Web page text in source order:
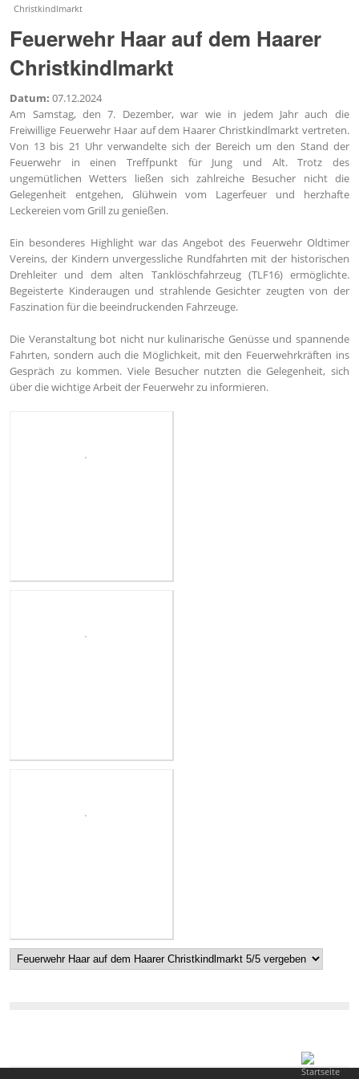
Christkindlmarkt
Feuerwehr Haar auf dem Haarer
Christkindlmarkt
Datum:07.12.2024
Am Samstag, den 7. Dezember, war wie in jedem Jahr auch die
Freiwillige Feuerwehr Haar auf dem Haarer Christkindlmarkt vertreten.
Von 13 bis 21 Uhr verwandelte sich der Bereich um den Stand der
Feuerwehr in einen Treffpunkt für Jung und Alt. Trotz des
ungemütlichen Wetters ließen sich zahlreiche Besucher nicht die
Gelegenheit entgehen, Glühwein vom Lagerfeuer und herzhafte
Leckereien vom Grill zu genießen.
Ein besonderes Highlight war das Angebot des Feuerwehr Oldtimer
Vereins, der Kindern unvergessliche Rundfahrten mit der historischen
Drehleiter und dem alten Tanklöschfahrzeug (TLF16) ermöglichte.
Begeisterte Kinderaugen und strahlende Gesichter zeugten von der
Faszination für die beeindruckenden Fahrzeuge.
Die Veranstaltung bot nicht nur kulinarische Genüsse und spannende
Fahrten, sondern auch die Möglichkeit, mit den Feuerwehrkräften ins
Gespräch zu kommen. Viele Besucher nutzten die Gelegenheit, sich
über die wichtige Arbeit der Feuerwehr zu informieren.